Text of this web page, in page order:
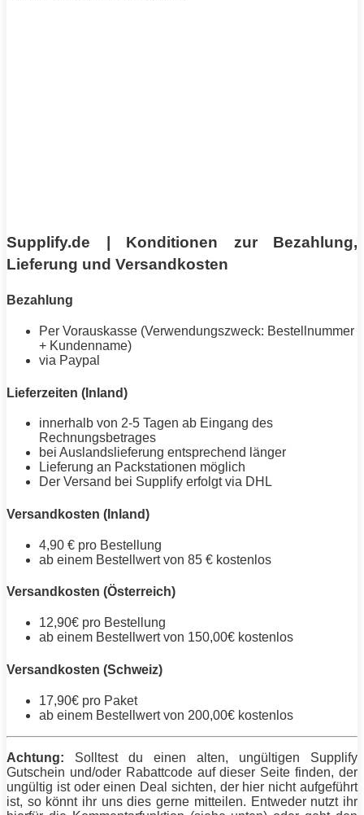
Supplify.de | Konditionen zur Bezahlung,
Lieferung und Versandkosten
Bezahlung
Per Vorauskasse (Verwendungszweck: Bestellnummer
+ Kundenname)
via Paypal
Lieferzeiten (Inland)
innerhalb von 2-5 Tagen ab Eingang des
Rechnungsbetrages
bei Auslandslieferung entsprechend länger
Lieferung an Packstationen möglich
Der Versand bei Supplify erfolgt via DHL
Versandkosten (Inland)
4,90 € pro Bestellung
ab einem Bestellwert von 85 € kostenlos
Versandkosten (Österreich)
12,90€ pro Bestellung
ab einem Bestellwert von 150,00€ kostenlos
Versandkosten (Schweiz)
17,90€ pro Paket
ab einem Bestellwert von 200,00€ kostenlos
Achtung: Solltest du einen alten, ungültigen Supplify
Gutschein und/oder Rabattcode auf dieser Seite finden, der
ungültig ist oder einen Deal sichten, der hier nicht aufgeführt
ist, so könnt ihr uns dies gerne mitteilen. Entweder nutzt ihr